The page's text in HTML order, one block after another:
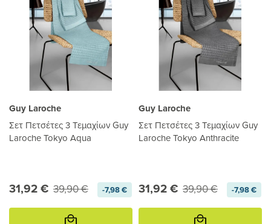
Guy Laroche
Σετ Πετσέτες 3 Τεμαχίων Guy
Laroche Tokyo Aqua
31,92 € 39,90 € -7,98 €
Προσθήκη
Guy Laroche
Σετ Πετσέτες 3 Τεμαχίων Guy
Laroche Tokyo Anthracite
31,92 € 39,90 € -7,98 €
Προσθήκη